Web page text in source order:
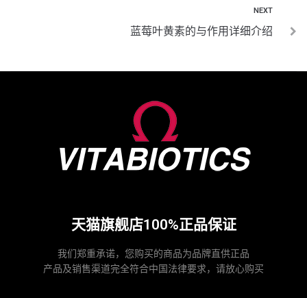
NEXT
蓝莓叶黄素的与作用详细介绍
天猫旗舰店100%正品保证
我们郑重承诺，您购买的商品为品牌直供正品
产品及销售渠道完全符合中国法律要求，请放心购买